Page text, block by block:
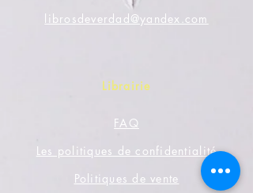
librosdeverdad@yandex.com
Librairie
FAQ
Les politiques de confidentialité
Politiques de vente